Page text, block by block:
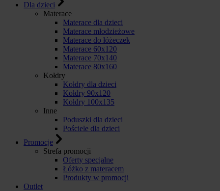
Dla dzieci
Materace
Materace dla dzieci
Materace młodzieżowe
Materace do łóżeczek
Materace 60x120
Materace 70x140
Materace 80x160
Kołdry
Kołdry dla dzieci
Kołdry 90x120
Kołdry 100x135
Inne
Poduszki dla dzieci
Pościele dla dzieci
Promocje
Strefa promocji
Oferty specjalne
Łóżko z materacem
Produkty w promocji
Outlet